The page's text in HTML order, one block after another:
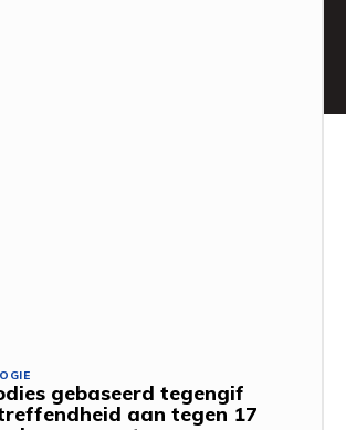
gebaseerd tegengif
aan tegen 17